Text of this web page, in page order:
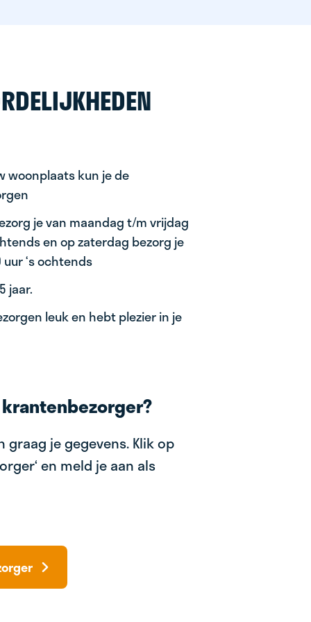
woonplaats kun je de
je van maandag t/m vrijdag
en op zaterdag bezorg je
‘s ochtends
jaar.
leuk en hebt plezier in je
graag je gegevens. Klik op
en meld je aan als